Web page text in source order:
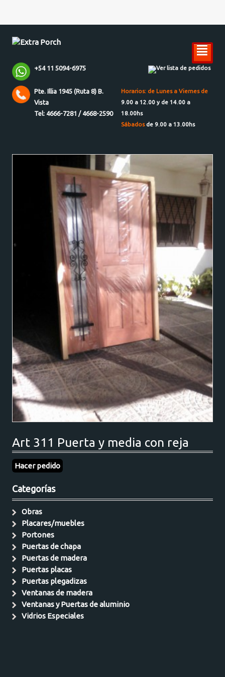
²
+54 11 5094-6975 Ver lista de pedidos
Pte. Illia 1945 (Ruta 8) B.
Vista
Tel: 4666-7281 / 4668-2590
Horarios: de Lunes a Viernes de
9.00 a 12.00 y de 14.00 a
18.00hs
Sábadosde 9.00 a 13.00hs
Art 311 Puerta y media con reja
Hacer pedido
Categorías
Obras
Placares/muebles
Portones
Puertas de chapa
Puertas de madera
Puertas placas
Puertas plegadizas
Ventanas de madera
Ventanas y Puertas de aluminio
Vidrios Especiales